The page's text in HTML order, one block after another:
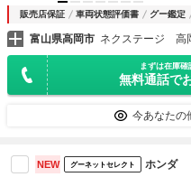
販売店保証 車両状態評価書 グー鑑定
富山県高岡市 ネクステージ 高
まずは在庫
無料通話で
今あなたの
NEW グーネットセレクト ホンダ